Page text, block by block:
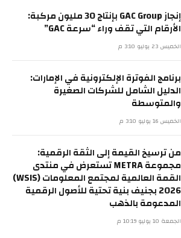
إنجاز GAC Group بإنتاج 30 مليون مركبة:
الأرقام التي تقف وراء “سرعة GAC”
الخميس 23 يوليو 3:10 م
برنامج الفوترة الإلكترونية في الإمارات:
الدليل الشامل للشركات الصغيرة
والمتوسطة
الخميس 16 يوليو 3:10 م
من ترسيخ القيمة إلى الثقة الرقمية:
مجموعة METRA تستعرض في منتدى
القمة العالمية لمجتمع المعلومات (WSIS)
2026 بجنيف بنية تحتية للأصول الرقمية
المدعومة بالذهب
الجمعة 10 يوليو 10:19 م